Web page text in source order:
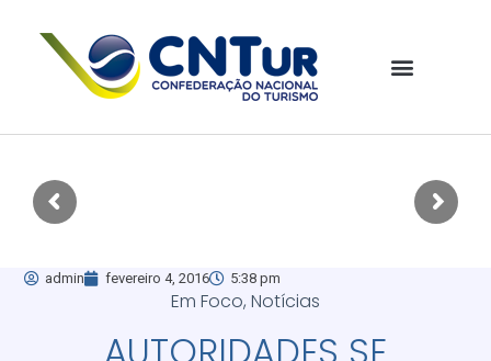
admin fevereiro 4, 2016 5:38 pm
Em Foco, Notícias